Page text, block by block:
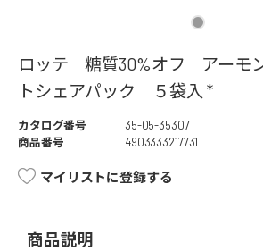
ロッテ 糖質30%オフ アーモ
トシェアパック ５袋入 *
カタログ番号
35-05-35307
商品番号
4903333217731
マイリストに登録する
商品説明